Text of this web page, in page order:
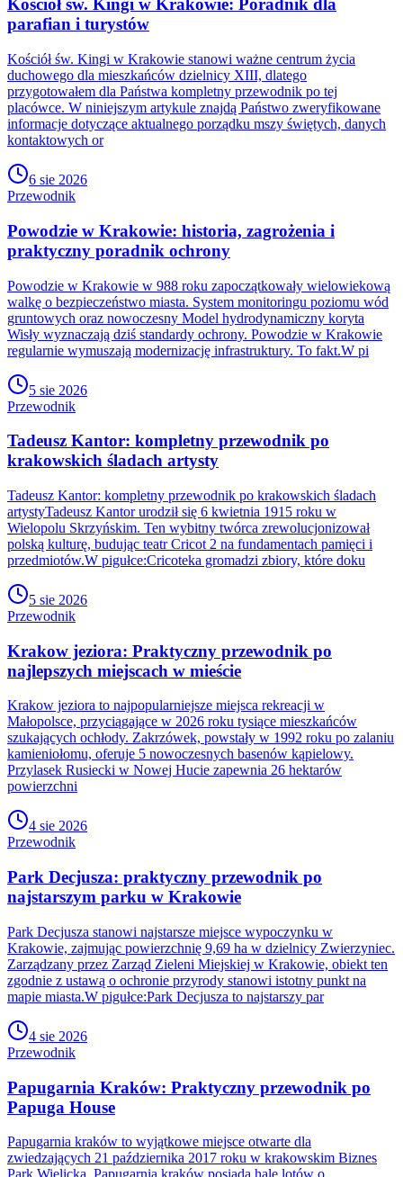
Kościół św. Kingi w Krakowie: Poradnik dla
parafian i turystów
Kościół św. Kingi w Krakowie stanowi ważne centrum życia
duchowego dla mieszkańców dzielnicy XIII, dlatego
przygotowałem dla Państwa kompletny przewodnik po tej
placówce. W niniejszym artykule znajdą Państwo zweryfikowane
informacje dotyczące aktualnego porządku mszy świętych, danych
kontaktowych or
6 sie 2026
Przewodnik
Powodzie w Krakowie: historia, zagrożenia i
praktyczny poradnik ochrony
Powodzie w Krakowie w 988 roku zapoczątkowały wielowiekową
walkę o bezpieczeństwo miasta. System monitoringu poziomu wód
gruntowych oraz nowoczesny Model hydrodynamiczny koryta
Wisły wyznaczają dziś standardy ochrony. Powodzie w Krakowie
regularnie wymuszają modernizację infrastruktury. To fakt.W pi
5 sie 2026
Przewodnik
Tadeusz Kantor: kompletny przewodnik po
krakowskich śladach artysty
Tadeusz Kantor: kompletny przewodnik po krakowskich śladach
artystyTadeusz Kantor urodził się 6 kwietnia 1915 roku w
Wielopolu Skrzyńskim. Ten wybitny twórca zrewolucjonizował
polską kulturę, budując teatr Cricot 2 na fundamentach pamięci i
przedmiotów.W pigułce:Cricoteka gromadzi zbiory, które doku
5 sie 2026
Przewodnik
Krakow jeziora: Praktyczny przewodnik po
najlepszych miejscach w mieście
Krakow jeziora to najpopularniejsze miejsca rekreacji w
Małopolsce, przyciągające w 2026 roku tysiące mieszkańców
szukających ochłody. Zakrzówek, powstały w 1992 roku po zalaniu
kamieniołomu, oferuje 5 nowoczesnych basenów kąpielowy.
Przylasek Rusiecki w Nowej Hucie zapewnia 26 hektarów
powierzchni
4 sie 2026
Przewodnik
Park Decjusza: praktyczny przewodnik po
najstarszym parku w Krakowie
Park Decjusza stanowi najstarsze miejsce wypoczynku w
Krakowie, zajmując powierzchnię 9,69 ha w dzielnicy Zwierzyniec.
Zarządzany przez Zarząd Zieleni Miejskiej w Krakowie, obiekt ten
zgodnie z ustawą o ochronie przyrody stanowi istotny punkt na
mapie miasta.W pigułce:Park Decjusza to najstarszy par
4 sie 2026
Przewodnik
Papugarnia Kraków: Praktyczny przewodnik po
Papuga House
Papugarnia kraków to wyjątkowe miejsce otwarte dla
zwiedzających 21 października 2017 roku w krakowskim Biznes